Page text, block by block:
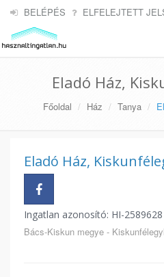
BELÉPÉS ELFELEJTETT
Eladó Ház,
Főoldal Ház Tanya
Eladó Ház,
Ingatlan azonosító: HI-2589628
Bács-Kiskun megye -